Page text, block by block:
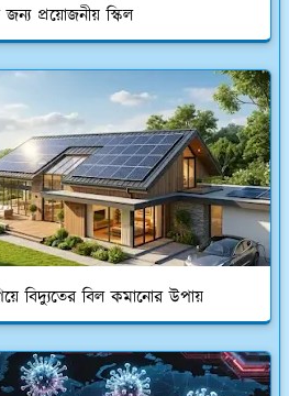
জন্য প্রয়োজনীয় স্কিল
বিদ্যুতের বিল কমানোর উপায়